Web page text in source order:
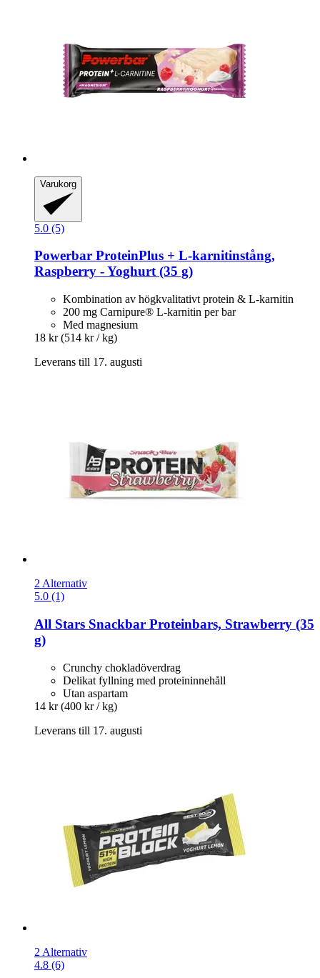
Varukorg
5.0 (5)
Powerbar ProteinPlus + L-​karnitinstång,
Raspberry -​ Yoghurt (35 g)
Kombination av högkvalitativt protein & L-karnitin
200 mg Carnipure® L-karnitin per bar
Med magnesium
18 kr (514 kr / kg)
Leverans till 17. augusti
2 Alternativ
5.0 (1)
All Stars Snackbar Proteinbars, Strawberry (35
g)
Crunchy chokladöverdrag
Delikat fyllning med proteininnehåll
Utan aspartam
14 kr (400 kr / kg)
Leverans till 17. augusti
2 Alternativ
4.8 (6)